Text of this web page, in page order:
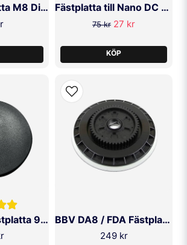
Rupes Fästplatta M8 Direct Flow Fästplatta till Nano DC M6
75 kr 27 kr
KÖP
Twin Tools Fästplatta 95mm BBV DA8 / FDA Fästplatta
249 kr